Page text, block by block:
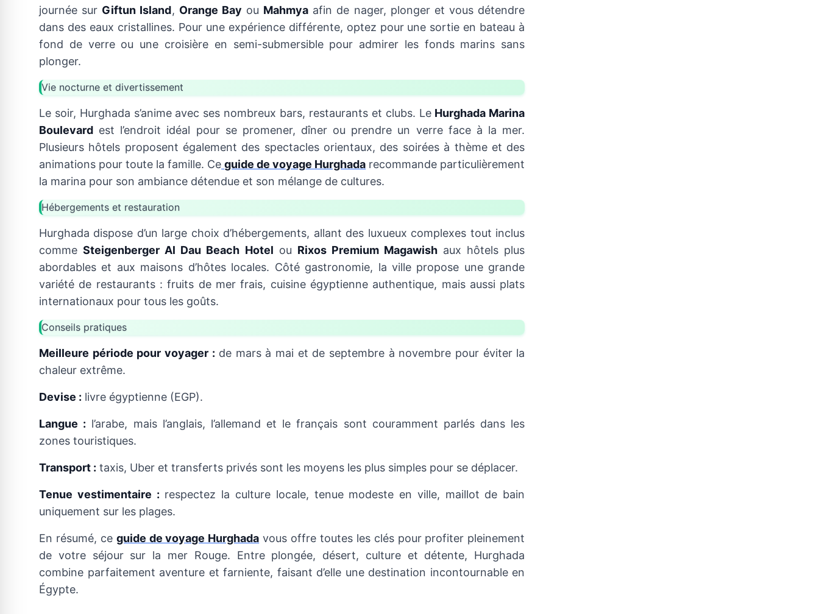
journée sur Giftun Island, Orange Bay ou Mahmya afin de nager, plonger et vous détendre
dans des eaux cristallines. Pour une expérience différente, optez pour une sortie en bateau à
fond de verre ou une croisière en semi-submersible pour admirer les fonds marins sans
plonger.
Vie nocturne et divertissement
Le soir, Hurghada s’anime avec ses nombreux bars, restaurants et clubs. Le Hurghada Marina
Boulevard est l’endroit idéal pour se promener, dîner ou prendre un verre face à la mer.
Plusieurs hôtels proposent également des spectacles orientaux, des soirées à thème et des
animations pour toute la famille. Ce guide de voyage Hurghada recommande particulièrement
la marina pour son ambiance détendue et son mélange de cultures.
Hébergements et restauration
Hurghada dispose d’un large choix d’hébergements, allant des luxueux complexes tout inclus
commeSteigenberger Al Dau Beach Hotel ou Rixos Premium Magawishaux hôtels plus
abordables et aux maisons d’hôtes locales. Côté gastronomie, la ville propose une grande
variété de restaurants : fruits de mer frais, cuisine égyptienne authentique, mais aussi plats
internationaux pour tous les goûts.
Conseils pratiques
Meilleure période pour voyager : de mars à mai et de septembre à novembre pour éviter la
chaleur extrême.
Devise : livre égyptienne (EGP).
Langue : l’arabe, mais l’anglais, l’allemand et le français sont couramment parlés dans les
zones touristiques.
Transport : taxis, Uber et transferts privés sont les moyens les plus simples pour se déplacer.
Tenue vestimentaire : respectez la culture locale, tenue modeste en ville, maillot de bain
uniquement sur les plages.
En résumé, ce guide de voyage Hurghada vous offre toutes les clés pour profiter pleinement
de votre séjour sur la mer Rouge. Entre plongée, désert, culture et détente, Hurghada
combine parfaitement aventure et farniente, faisant d’elle une destination incontournable en
Égypte.